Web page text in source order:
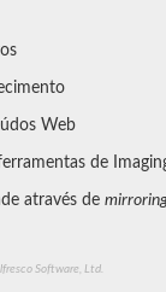
Web
de
através de
Software, Ltd.